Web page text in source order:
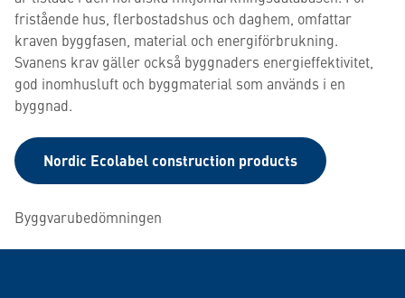
fristående hus, flerbostadshus och daghem, omfattar
kraven byggfasen, material och energiförbrukning.
Svanens krav gäller också byggnaders energieffektivitet,
god inomhusluft och byggmaterial som används i en
byggnad.
Nordic Ecolabel construction products
Byggvarubedömningen